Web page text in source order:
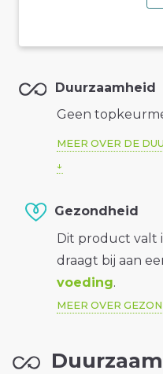
Duurzaamheid
Geen
MEER OVER DE
Gezondheid
Dit product valt
draagt bij aan
voeding.
MEER OVER